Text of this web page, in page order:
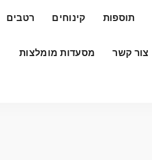
תוספות קינוחים רטבים
צור קשר מסעדות מומלצות